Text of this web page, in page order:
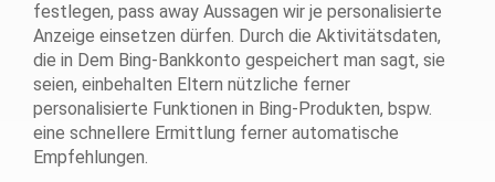
festlegen, pass away Aussagen wir je personalisierte
Anzeige einsetzen dürfen. Durch die Aktivitätsdaten,
die in Dem Bing-Bankkonto gespeichert man sagt, sie
seien, einbehalten Eltern nützliche ferner
personalisierte Funktionen in Bing-Produkten, bspw.
eine schnellere Ermittlung ferner automatische
Empfehlungen.